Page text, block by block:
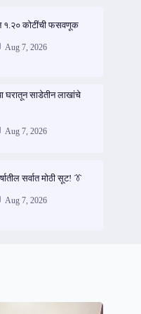
१.२० कोटींची फसवणूक
Aug 7, 2026
घरातून साडेतीन लाखांचे
Aug 7, 2026
सर्वात मोठी सूट! 👔
Aug 7, 2026